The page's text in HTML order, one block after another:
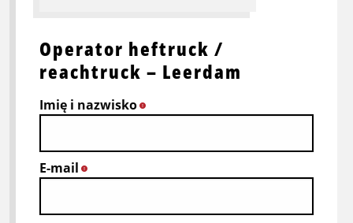
Operator heftruck /
reachtruck – Leerdam
Imię i nazwisko
E-mail